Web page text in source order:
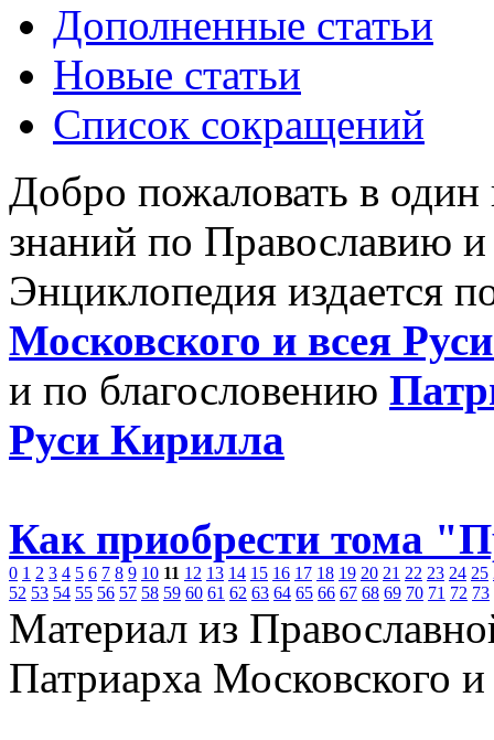
Дополненные статьи
Новые статьи
Список сокращений
Добро пожаловать в
знаний по Православию
Энциклопедия издается
Московского и всея
и по благословению
Руси Кирилла
Как приобрести тома
0 1 2 3 4 5 6 7 8 9 10 11 12 13 14 15 16 17 18 19 20 21 22 23 24 25
52 53 54 55 56 57 58 59 60 61 62 63 64 65 66 67 68 69 70 71 72 73
Материал из
Патриарха Московского